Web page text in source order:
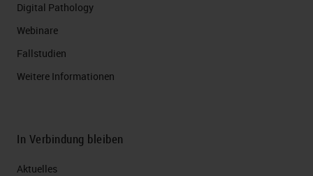
Digital Pathology
Webinare
Fallstudien
Weitere Informationen
In Verbindung bleiben
Aktuelles